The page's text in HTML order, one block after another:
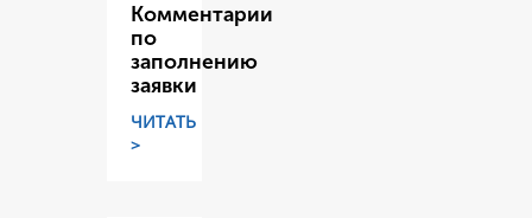
Комментарии
по
заполнению
заявки
ЧИТАТЬ
>